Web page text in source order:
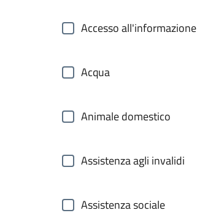
Accesso all'informazione
Acqua
Animale domestico
Assistenza agli invalidi
Assistenza sociale